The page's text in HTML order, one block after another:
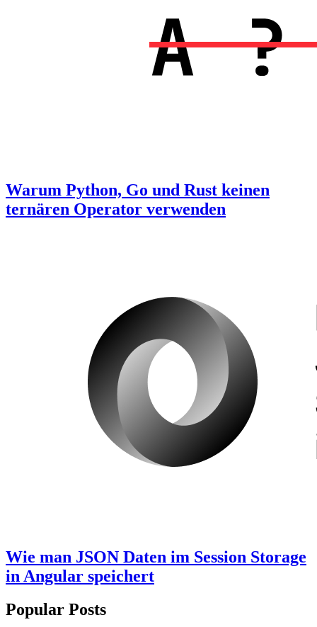
Warum Python, Go und Rust keinen
ternären Operator verwenden
Wie man JSON Daten im Session Storage
in Angular speichert
Popular Posts